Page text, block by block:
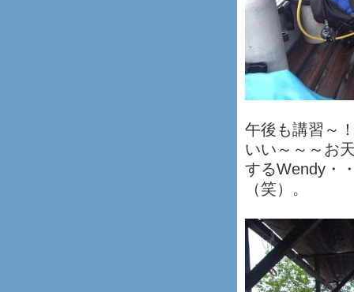
午後も講習～
いい～～～お
するWendy・
（笑）。